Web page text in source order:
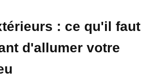
: ce qu'il faut
d'allumer votre